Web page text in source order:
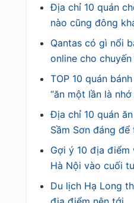
Địa chỉ 10 quán
nào cũng đông
Qantas có gì nổi
online cho
TOP 10 quán
“ăn một lần là nhớ
Địa chỉ 10 quán
Sầm Sơn đáng để
Gợi ý 10 địa
Hà Nội vào cuối
Du lịch Hạ Long